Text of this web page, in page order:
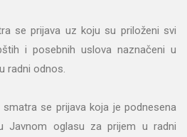
se prijava uz koju su priloženi svi
i posebnih uslova naznačeni u
radni odnos.
se prijava koja je podnesena
Javnom oglasu za prijem u radni